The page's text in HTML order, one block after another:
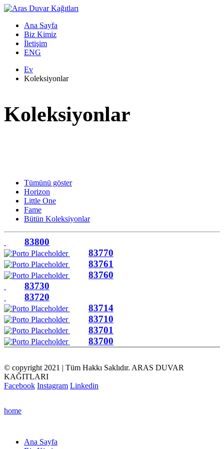
Ana Sayfa
Biz Kimiz
İletişim
ENG
Ev
Koleksiyonlar
Koleksiyonlar
Tümünü göster
Horizon
Little One
Fame
Bütün Koleksiyonlar
83800
83770
83761
83760
83730
83720
83714
83710
83701
83700
© copyright 2021 | Tüm Hakkı Saklıdır. ARAS DUVAR
KAĞITLARI
Facebook Instagram Linkedin
home
Ana Sayfa